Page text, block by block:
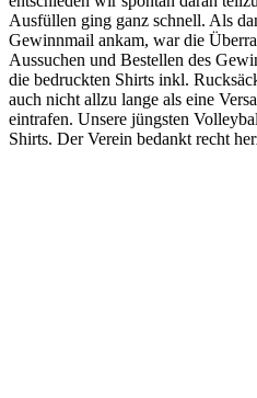
Ausfüllen ging ganz schnell. Als
Gewinnmail ankam, war die
Aussuchen und Bestellen des
die bedruckten Shirts inkl.
auch nicht allzu lange als eine
eintrafen. Unsere jüngsten
Shirts. Der Verein bedankt recht